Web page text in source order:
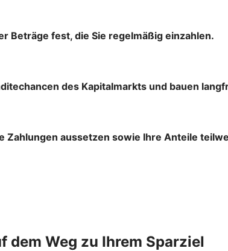
Beträge fest, die Sie regelmäßig einzahlen.
des Kapitalmarkts und bauen
Zahlungen aussetzen sowie Ihre Anteile
dem Weg zu Ihrem Sparziel